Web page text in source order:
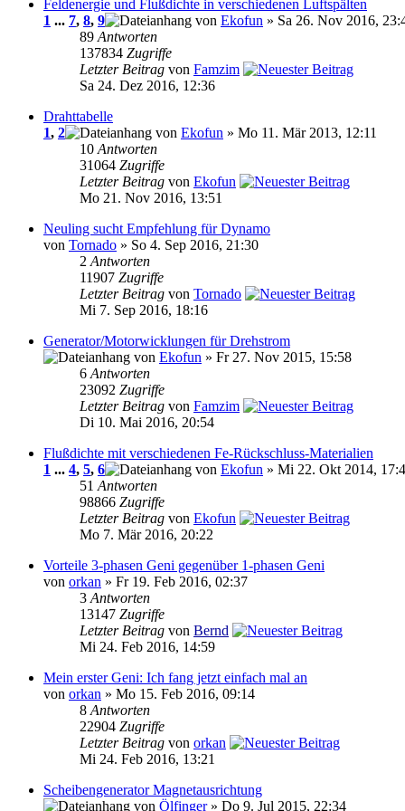
Feldenergie und Flußdichte in verschiedenen Luftspälten
1 ... 7, 8, 9 von Ekofun » Sa 26. Nov 2016,
89 Antworten
137834 Zugriffe
Letzter Beitrag von Famzim
Sa 24. Dez 2016, 12:36
Drahttabelle
1, 2 von Ekofun » Mo 11. Mär 2013, 12:11
10 Antworten
31064 Zugriffe
Letzter Beitrag von Ekofun
Mo 21. Nov 2016, 13:51
Neuling sucht Empfehlung für Dynamo
von Tornado » So 4. Sep 2016, 21:30
2 Antworten
11907 Zugriffe
Letzter Beitrag von Tornado
Mi 7. Sep 2016, 18:16
Generator/Motorwicklungen für Drehstrom
von Ekofun » Fr 27. Nov 2015, 15:58
6 Antworten
23092 Zugriffe
Letzter Beitrag von Famzim
Di 10. Mai 2016, 20:54
Flußdichte mit verschiedenen Fe-Rückschluss-Materialien
1 ... 4, 5, 6 von Ekofun » Mi 22. Okt 2014,
51 Antworten
98866 Zugriffe
Letzter Beitrag von Ekofun
Mo 7. Mär 2016, 20:22
Vorteile 3-phasen Geni gegenüber 1-phasen Geni
von orkan » Fr 19. Feb 2016, 02:37
3 Antworten
13147 Zugriffe
Letzter Beitrag von Bernd
Mi 24. Feb 2016, 14:59
Mein erster Geni: Ich fang jetzt einfach mal an
von orkan » Mo 15. Feb 2016, 09:14
8 Antworten
22904 Zugriffe
Letzter Beitrag von orkan
Mi 24. Feb 2016, 13:21
Scheibengenerator Magnetausrichtung
von Ölfinger» Do 9. Jul 2015, 22:34